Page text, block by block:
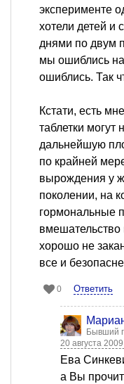
эксперименте
хотели детей и
днями по двум
мы ошиблись
ошиблись. Так
Кстати, есть
таблетки могут
дальнейшую
по крайней
вырождения у
поколении, на
гормональные
вмешательство
хорошо не
все и
0 Ответить
Бывший
20 августа
Ева
а Вы